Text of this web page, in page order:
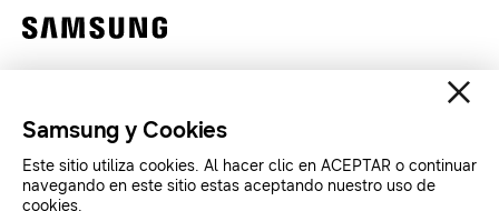
Legales
SAMSUNG.COM
Samsung y Cookies
Este sitio utiliza cookies. Al hacer clic en ACEPTAR o continuar
navegando en este sitio estas aceptando nuestro uso de
cookies.